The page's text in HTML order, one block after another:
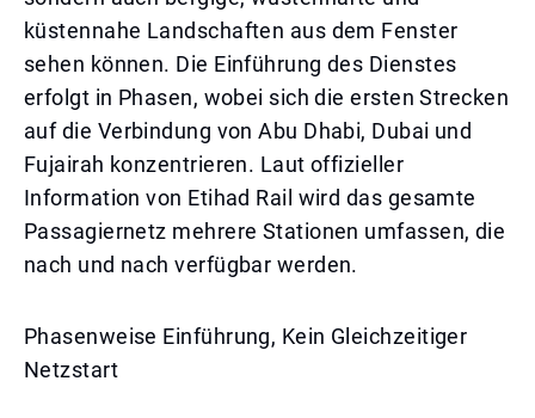
küstennahe Landschaften aus dem Fenster
sehen können. Die Einführung des Dienstes
erfolgt in Phasen, wobei sich die ersten Strecken
auf die Verbindung von Abu Dhabi, Dubai und
Fujairah konzentrieren. Laut offizieller
Information von Etihad Rail wird das gesamte
Passagiernetz mehrere Stationen umfassen, die
nach und nach verfügbar werden.
Phasenweise Einführung, Kein Gleichzeitiger
Netzstart